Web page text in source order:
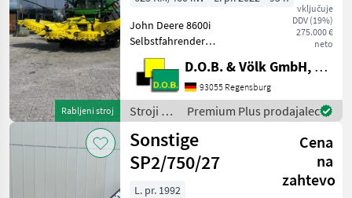
Rabljeni stroj
vključuje
DDV (19%)
275.000 €
neto
John Deere 8600i
Selbstfahrender
Feldhäcksler * Einsatz nur
im Gras * Ersteinsatz und
Erstzulassung 2023 * 94
Motor-bh, 35 Trommel-bh
(Stand 04.2026) - "I"-
Vorberei
D.O.B. & Völk GmbH, Filiale Regensburg
93055 Regensburg
Stroji za
spravilo
-
poljedelstvo
/ John
Deere
Premium Plus prodajalec
Sonstige
SP2/750/27
Cena
na
zahtevo
L. pr. 1992